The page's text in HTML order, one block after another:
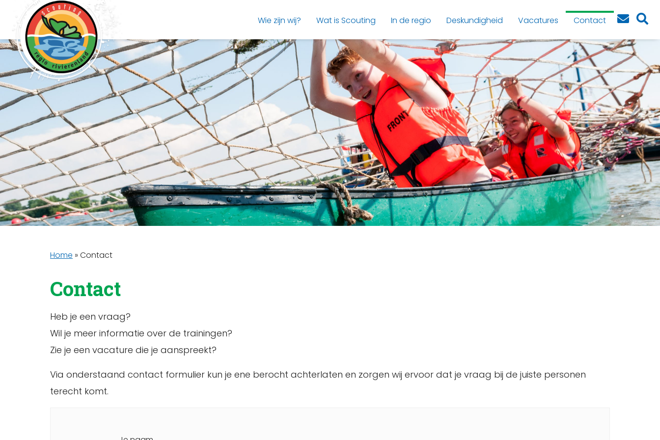
Wie zijn wij? Wat is Scouting In de regio Deskundigheid Vacatures Contact
Home » Contact
Contact
Heb je een vraag?
Wil je meer informatie over de trainingen?
Zie je een vacature die je aanspreekt?
Via onderstaand contact formulier kun je ene berocht achterlaten en zorgen wij ervoor dat je vraag bij de juiste personen
terecht komt.